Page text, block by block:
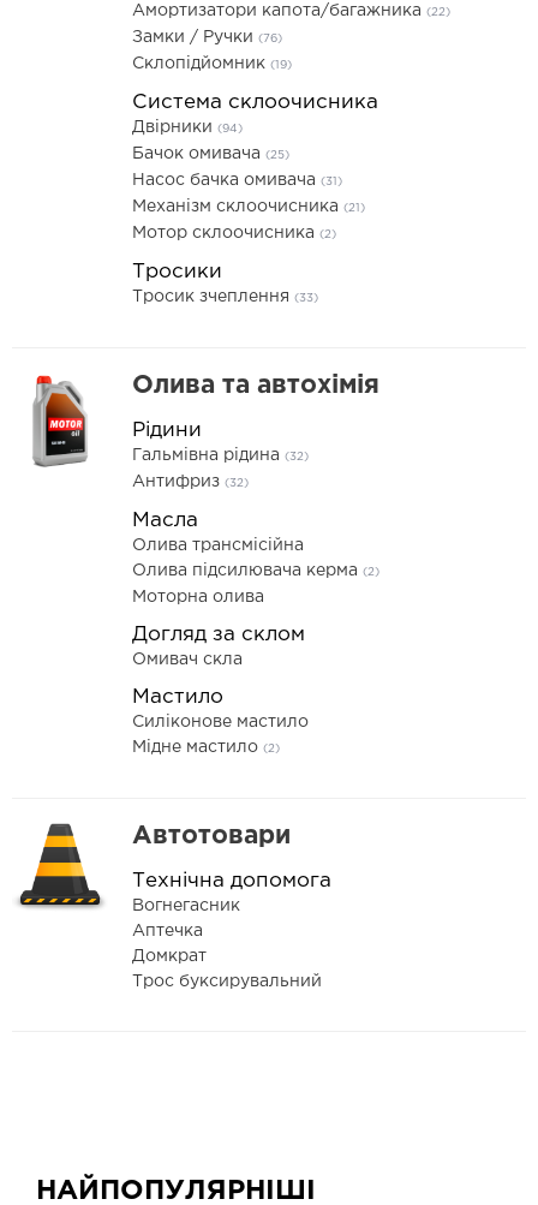
Амортизатори капота/багажника (22)
Замки / Ручки (76)
Склопідйомник (19)
Система склоочисника
Двірники (94)
Бачок омивача (25)
Насос бачка омивача (31)
Механізм склоочисника (21)
Мотор склоочисника (2)
Тросики
Тросик зчеплення (33)
Олива та автохімія
Рідини
Гальмівна рідина (32)
Антифриз (32)
Масла
Олива трансмісійна
Олива підсилювача керма (2)
Моторна олива
Догляд за склом
Омивач скла
Мастило
Силіконове мастило
Мідне мастило (2)
Автотовари
Технічна допомога
Вогнегасник
Аптечка
Домкрат
Трос буксирувальний
НАЙПОПУЛЯРНІШІ